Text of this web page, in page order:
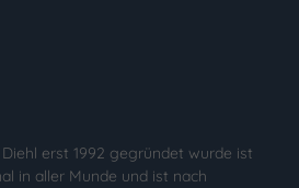
erst 1992 gegründet wurde ist
in aller Munde und ist nach